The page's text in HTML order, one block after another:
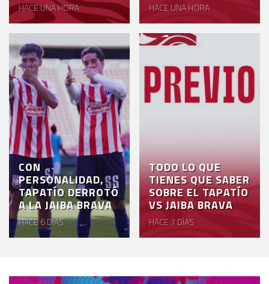
HACE UNA HORA HACE UNA HORA
CON
PERSONALIDAD,
TAPATÍO DERROTÓ
A LA JAIBA BRAVA
HACE 6 DÍAS
TODO LO QUE
TIENES QUE SABER
SOBRE EL TAPATÍO
VS JAIBA BRAVA
HACE 7 DÍAS